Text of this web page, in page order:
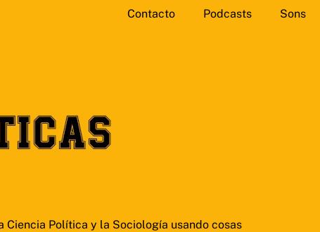
Contacto Podcasts Sons
Política y la Sociología usando cosas